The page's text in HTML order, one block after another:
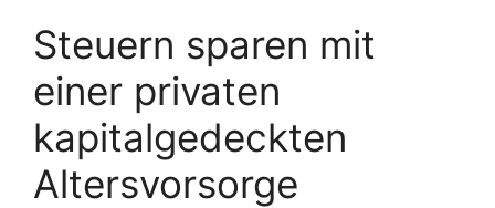
Steuern sparen mit
einer privaten
kapitalgedeckten
Altersvorsorge